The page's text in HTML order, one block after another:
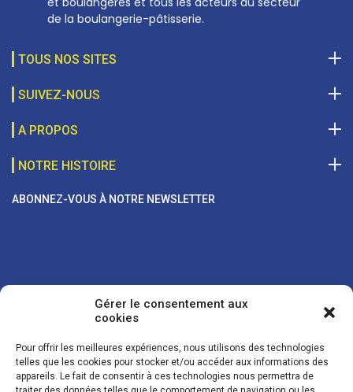
Gérer le consentement aux
cookies
Pour offrir les meilleures expériences, nous utilisons des technologies
telles que les cookies pour stocker et/ou accéder aux informations des
appareils. Le fait de consentir à ces technologies nous permettra de
de la boulangerie-pâtisserie.
TOUS NOS SITES
SUIVEZ-NOUS
A PROPOS
NOTRE HISTOIRE
ABONNEZ-VOUS À NOTRE NEWSLETTER